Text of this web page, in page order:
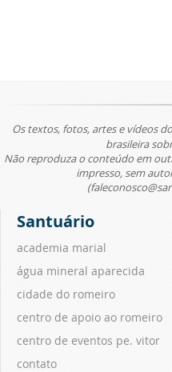
Os textos, fotos, artes e vídeos
brasileira
Não reproduza o conteúdo em
impresso, sem
Santuário
academia marial
água mineral aparecida
cidade do romeiro
centro de apoio ao romeiro
centro de eventos pe. vitor
contato